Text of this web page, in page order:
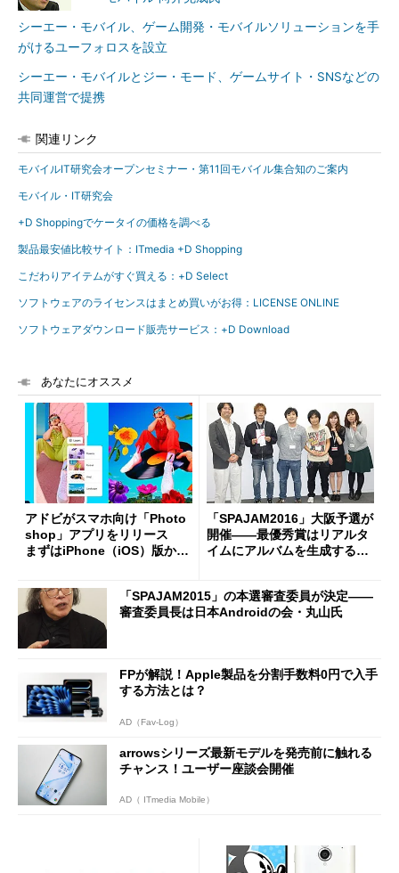
シーエー・モバイル、ゲーム開発・モバイルソリューションを手
がけるユーフォロスを設立
シーエー・モバイルとジー・モード、ゲームサイト・SNSなどの
共同運営で提携
関連リンク
モバイルIT研究会オープンセミナー・第11回モバイル集合知のご案内
モバイル・IT研究会
+D Shoppingでケータイの価格を調べる
製品最安値比較サイト：ITmedia +D Shopping
こだわりアイテムがすぐ買える：+D Select
ソフトウェアのライセンスはまとめ買いがお得：LICENSE ONLINE
ソフトウェアダウンロード販売サービス：+D Download
あなたにオススメ
アドビがスマホ向け「Photo
shop」アプリをリリース
まずはiPhone（iOS）版か
「SPAJAM2016」大阪予選が
開催――最優秀賞はリアルタ
イムにアルバムを生成するア
「SPAJAM2015」の本選審査委員が決定――
審査委員長は日本Androidの会・丸山氏
FPが解説！Apple製品を分割手数料0円で入手
する方法とは？
AD（Fav-Log）
arrowsシリーズ最新モデルを発売前に触れる
チャンス！ユーザー座談会開催
AD（ ITmedia Mobile）